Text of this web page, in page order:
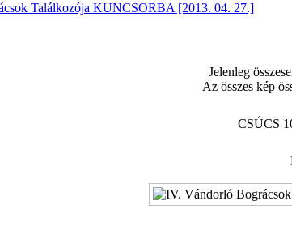
Találkozója KUNCSORBA [2013. 04. 27.]
Jelenleg
Az összes kép
CSÚCS